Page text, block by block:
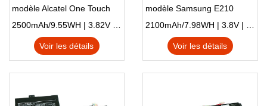
modèle Alcatel One Touch
Pop 4 Plus OT-5056D
2500mAh/9.55WH | 3.82V | Li-ion ...
Voir les détails
modèle Samsung E210
E210K i939
2100mAh/7.98WH | 3.8V | Li-ion ...
Voir les détails